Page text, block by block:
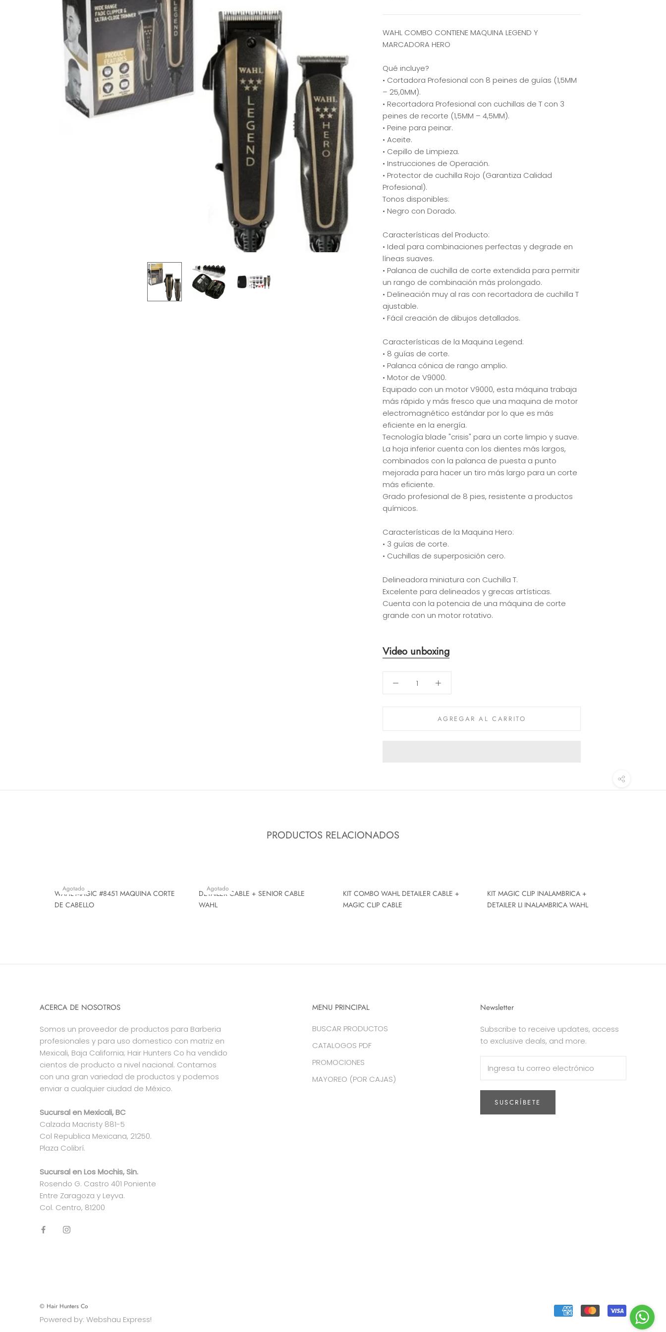
WAHL COMBO CONTIENE MAQUINA LEGEND Y
MARCADORA HERO
Qué incluye?
• Cortadora Profesional con 8 peines de guías (1,5MM
– 25,0MM).
• Recortadora Profesional con cuchillas de T con 3
peines de recorte (1,5MM – 4,5MM).
• Peine para peinar.
• Aceite.
• Cepillo de Limpieza.
• Instrucciones de Operación.
• Protector de cuchilla Rojo (Garantiza Calidad
Profesional).
Tonos disponibles:
• Negro con Dorado.
Características del Producto:
• Ideal para combinaciones perfectas y degrade en
líneas suaves.
• Palanca de cuchilla de corte extendida para permitir
un rango de combinación más prolongado.
• Delineación muy al ras con recortadora de cuchilla T
ajustable.
• Fácil creación de dibujos detallados.
Características de la Maquina Legend:
• 8 guías de corte.
• Palanca cónica de rango amplio.
• Motor de V9000.
Equipado con un motor V9000, esta máquina trabaja
más rápido y más fresco que una maquina de motor
electromagnético estándar por lo que es más
eficiente en la energía.
Tecnología blade "crisis" para un corte limpio y suave.
La hoja inferior cuenta con los dientes más largos,
combinados con la palanca de puesta a punto
mejorada para hacer un tiro más largo para un corte
más eficiente.
Grado profesional de 8 pies, resistente a productos
químicos.
Características de la Maquina Hero:
• 3 guías de corte.
• Cuchillas de superposición cero.
Delineadora miniatura con Cuchilla T.
Excelente para delineados y grecas artísticas.
Cuenta con la potencia de una máquina de corte
grande con un motor rotativo.
Video unboxing
AGREGAR AL CARRITO
PRODUCTOS RELACIONADOS
Agotado
WAHL MAGIC #8451 MAQUINA CORTE
DE CABELLO
Agotado
DETAILER CABLE + SENIOR CABLE
WAHL
KIT COMBO WAHL DETAILER CABLE +
MAGIC CLIP CABLE
KIT MAGIC CLIP INALAMBRICA +
DETAILER LI INALAMBRICA WAHL
ACERCA DE NOSOTROS
Somos un proveedor de productos para Barberia
profesionales y para uso domestico con matriz en
Mexicali, Baja California; Hair Hunters Co ha vendido
cientos de producto a nivel nacional. Contamos
con una gran variedad de productos y podemos
enviar a cualquier ciudad de México.
Sucursal en Mexicali, BC
Calzada Macristy 881-5
Col Republica Mexicana, 21250.
Plaza Colibrí.
Sucursal en Los Mochis, Sin.
Rosendo G. Castro 401 Poniente
Entre Zaragoza y Leyva.
Col. Centro, 81200
MENU PRINCIPAL
BUSCAR PRODUCTOS
CATALOGOS PDF
PROMOCIONES
MAYOREO (POR CAJAS)
Newsletter
Subscribe to receive updates, access
to exclusive deals, and more.
SUSCRÍBETE
© Hair Hunters Co
Powered by: Webshau Express!
Aquí estamos para